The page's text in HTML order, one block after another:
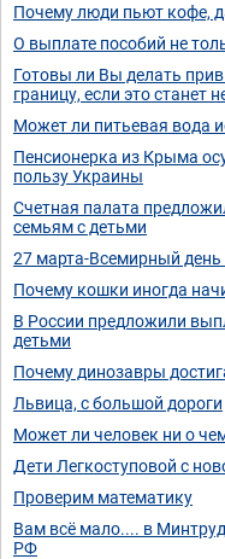
Почему люди пьют кофе,
О выплате пособий не
Готовы ли Вы делать
границу, если это станет
Может ли питьевая вода
Пенсионерка из Крыма
пользу Украины
Счетная палата
семьям с детьми
27 марта-Всемирный день
Почему кошки иногда
В России предложили
детьми
Почему динозавры
Львица, с большой дороги
Может ли человек ни о
Дети Легкоступовой с
Проверим математику
Вам всё мало.... в
РФ